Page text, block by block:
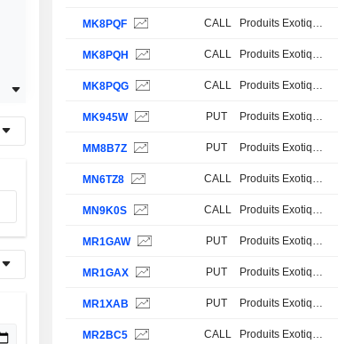
MK8PQF CALL Produits Exotiques
MK8PQH CALL Produits Exotiques
MK8PQG CALL Produits Exotiques
MK945W PUT Produits Exotiques
MM8B7Z PUT Produits Exotiques
MN6TZ8 CALL Produits Exotiques
MN9K0S CALL Produits Exotiques
MR1GAW PUT Produits Exotiques
MR1GAX PUT Produits Exotiques
MR1XAB PUT Produits Exotiques
MR2BC5 CALL Produits Exotiques